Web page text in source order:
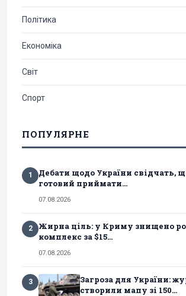
Політика
Економіка
Світ
Спорт
ПОПУЛЯРНЕ
1
Дебати щодо України свідчать,
готовий приймати...
07.08.2026
2
Жирна ціль: у Криму знищено
комплекс за $15...
07.08.2026
3
Загроза для України:
створили мапу зі 150...